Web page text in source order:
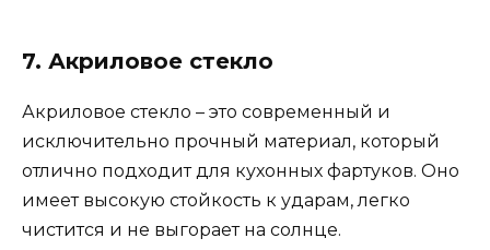
7. Акриловое стекло
Акриловое стекло – это современный и
исключительно прочный материал, который
отлично подходит для кухонных фартуков. Оно
имеет высокую стойкость к ударам, легко
чистится и не выгорает на солнце.